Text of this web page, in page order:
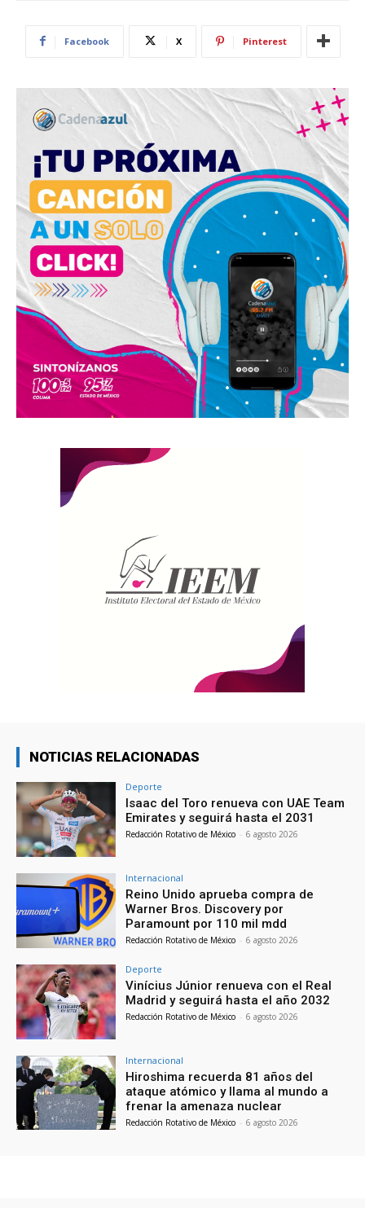
Facebook X Pinterest
NOTICIAS RELACIONADAS
Deporte
Isaac del Toro renueva con UAE Team
Emirates y seguirá hasta el 2031
Redacción Rotativo de México - 6 agosto 2026
Internacional
Reino Unido aprueba compra de
Warner Bros. Discovery por
Paramount por 110 mil mdd
Redacción Rotativo de México - 6 agosto 2026
Deporte
Vinícius Júnior renueva con el Real
Madrid y seguirá hasta el año 2032
Redacción Rotativo de México - 6 agosto 2026
Internacional
Hiroshima recuerda 81 años del
ataque atómico y llama al mundo a
frenar la amenaza nuclear
Redacción Rotativo de México - 6 agosto 2026